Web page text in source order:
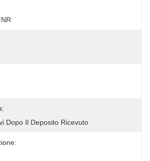
Dopo Il Deposito Ricevuto